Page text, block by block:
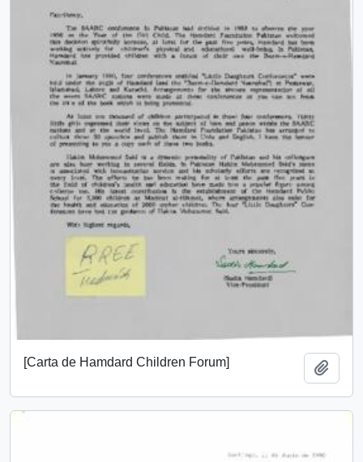
[Carta de Hamdard Children Forum]